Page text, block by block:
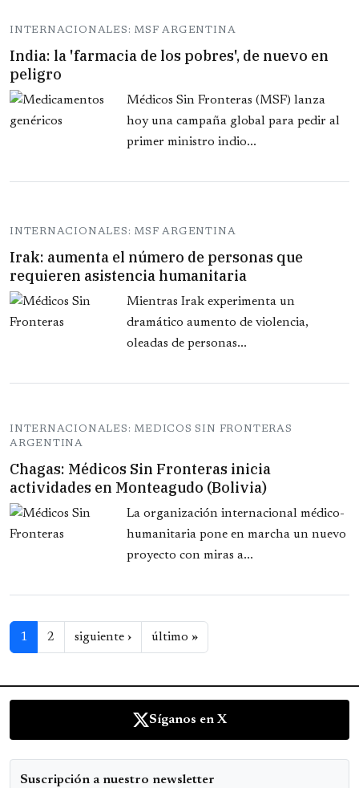
INTERNACIONALES: MSF ARGENTINA
India: la 'farmacia de los pobres', de nuevo en
peligro
Médicos Sin Fronteras (MSF) lanza
hoy una campaña global para pedir al
primer ministro indio...
INTERNACIONALES: MSF ARGENTINA
Irak: aumenta el número de personas que
requieren asistencia humanitaria
Mientras Irak experimenta un
dramático aumento de violencia,
oleadas de personas...
INTERNACIONALES: MEDICOS SIN FRONTERAS
ARGENTINA
Chagas: Médicos Sin Fronteras inicia
actividades en Monteagudo (Bolivia)
La organización internacional médico-
humanitaria pone en marcha un nuevo
proyecto con miras a...
Paginación
1 2 siguiente ›Siguiente página
último »Última página
Síganos en X
Suscripción a nuestro newsletter